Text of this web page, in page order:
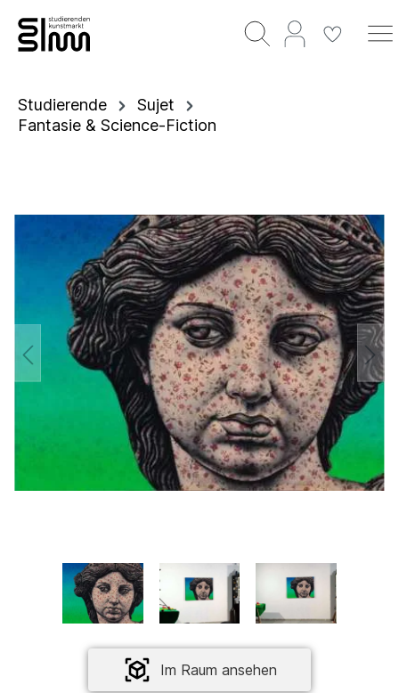
Studierende
Sujet
Fantasie & Science-Fiction
Im Raum ansehen